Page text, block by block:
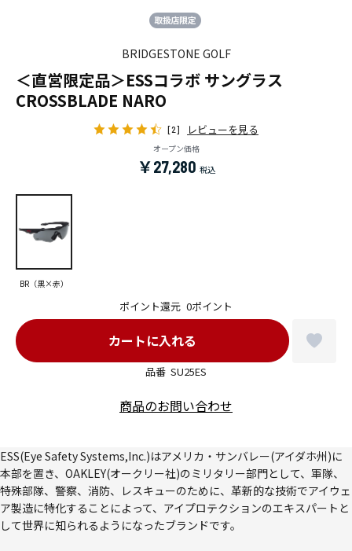
BRIDGESTONE GOLF
＜直営限定品＞ESSコラボ サングラス
CROSSBLADE NARO
[2] レビューを見る
オープン価格
￥27,280
品番 SU25ES
ポイント還元 0ポイント
BR（黒×赤）
商品のお問い合わせ
ESS(Eye Safety Systems,Inc.)はアメリカ・サンバレー(アイダホ州)に
本部を置き、OAKLEY(オークリー社)のミリタリー部門として、軍隊、
特殊部隊、警察、消防、レスキューのために、革新的な技術でアイウェ
ア製造に特化することによって、アイプロテクションのエキスパートと
して世界に知られるようになったブランドです。